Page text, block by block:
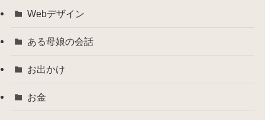
Webデザイン
ある母娘の会話
お出かけ
お金